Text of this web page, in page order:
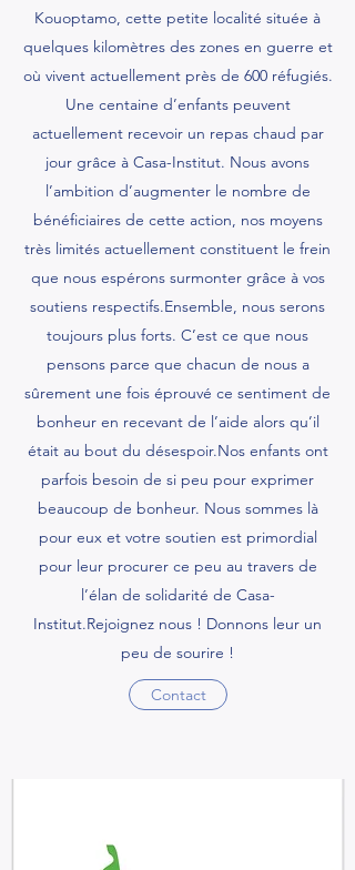
Kouoptamo, cette petite localité située à
quelques kilomètres des zones en guerre et
où vivent actuellement près de 600 réfugiés.
Une centaine d’enfants peuvent
actuellement recevoir un repas chaud par
jour grâce à Casa-Institut. Nous avons
l’ambition d’augmenter le nombre de
bénéficiaires de cette action, nos moyens
très limités actuellement constituent le frein
que nous espérons surmonter grâce à vos
soutiens respectifs.Ensemble, nous serons
toujours plus forts. C’est ce que nous
pensons parce que chacun de nous a
sûrement une fois éprouvé ce sentiment de
bonheur en recevant de l’aide alors qu’il
était au bout du désespoir.Nos enfants ont
parfois besoin de si peu pour exprimer
beaucoup de bonheur. Nous sommes là
pour eux et votre soutien est primordial
pour leur procurer ce peu au travers de
l’élan de solidarité de Casa-
Institut.Rejoignez nous ! Donnons leur un
peu de sourire !
Contact